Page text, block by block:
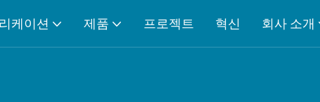
케이션 제품 프로젝트 혁신 회사 소개